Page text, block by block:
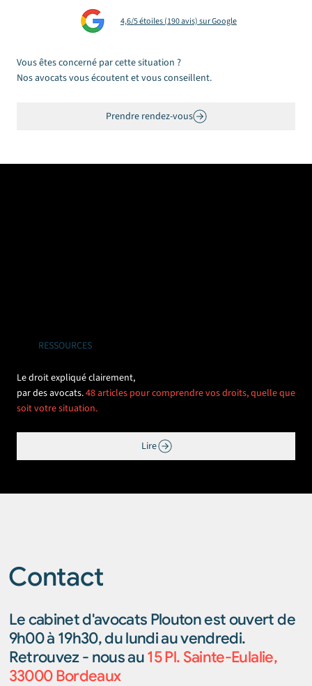
4,6/5 étoiles (190 avis) sur Google
Vous êtes concerné par cette situation ?
Nos avocats vous écoutent et vous conseillent.
Prendre rendez-vous
RESSOURCES
Le droit expliqué clairement,
par des avocats.48 articles pour comprendre vos droits, quelle que
soit votre situation.
Lire
Le cabinet d'avocats Plouton est ouvert de
9h00 à 19h30, du lundi au vendredi.
Retrouvez - nous au15 Pl. Sainte-Eulalie,
33000 Bordeaux
Contact